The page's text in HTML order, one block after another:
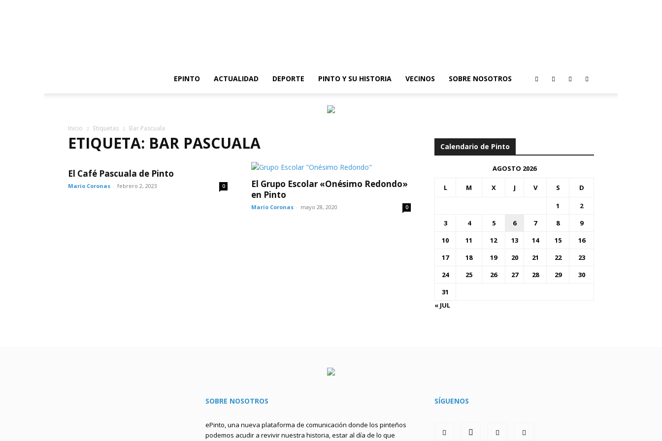
EPINTO
ACTUALIDAD DEPORTE PINTO Y SU HISTORIA VECINOS SOBRE NOSOTROS
Inicio Etiquetas Bar Pascuala
ETIQUETA: BAR PASCUALA
El Café Pascuala de Pinto
Mario Coronas - febrero 2, 2023 0
El Grupo Escolar «Onésimo Redondo»
en Pinto
Mario Coronas - mayo 28, 2020 0
Calendario de Pinto
AGOSTO 2026
L M X J V S D
1
2
3
4 5 6 7 8
9
10
11 12 13 14 15
16
17
18 19 20 21 22
23
24
25 26 27 28 29
30
31
« JUL
SOBRE NOSOTROS
ePinto, una nueva plataforma de comunicación donde los pinteños
podemos acudir a revivir nuestra historia, estar al día de lo que
SÍGUENOS